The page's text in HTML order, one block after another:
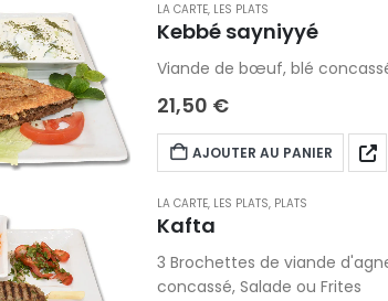
LA CARTE, LES PLATS
Kebbé sayniyyé
Viande de bœuf, blé
21,50 €
AJOUTER AU PANIER
LA CARTE, LES PLATS, PLATS
Kafta
3 Brochettes de viande
concassé, Salade ou Frites